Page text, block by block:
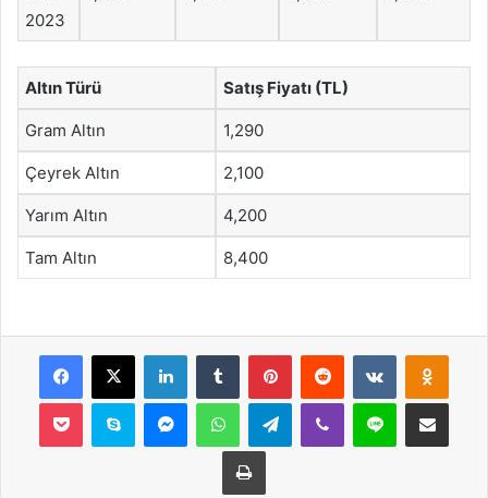
2023
Altın Türü Satış Fiyatı (TL)
Gram Altın 1,290
Çeyrek Altın 2,100
Yarım Altın 4,200
Tam Altın 8,400
Facebook
X LinkedInTumblr PinterestReddit VKontakte
Pocket Skype MessengerWhatsAppTelegramViber Line E-Posta ile
Yazdır